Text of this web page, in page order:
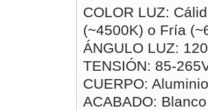
COLOR LUZ:
(~4500K) o Fría
ÁNGULO LUZ:
TENSIÓN: 85-
CUERPO: Aluminio
ACABADO: Blanco